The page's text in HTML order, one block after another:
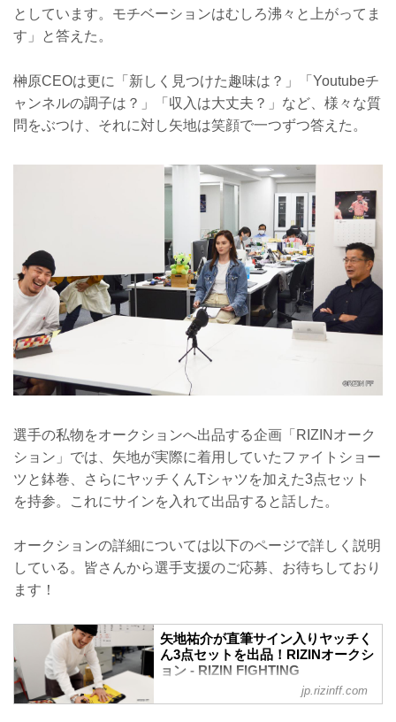
としています。モチベーションはむしろ沸々と上がってま
す」と答えた。
榊原CEOは更に「新しく見つけた趣味は？」「Youtubeチ
ャンネルの調子は？」「収入は大丈夫？」など、様々な質
問をぶつけ、それに対し矢地は笑顔で一つずつ答えた。
選手の私物をオークションへ出品する企画「RIZINオーク
ション」では、矢地が実際に着用していたファイトショー
ツと鉢巻、さらにヤッチくんTシャツを加えた3点セット
を持参。これにサインを入れて出品すると話した。
オークションの詳細については以下のページで詳しく説明
している。皆さんから選手支援のご応募、お待ちしており
ます！
矢地祐介が直筆サイン入りヤッチく
ん3点セットを出品！RIZINオークシ
ョン - RIZIN FIGHTING
FEDERATION オフィシャルサイト
jp.rizinff.com